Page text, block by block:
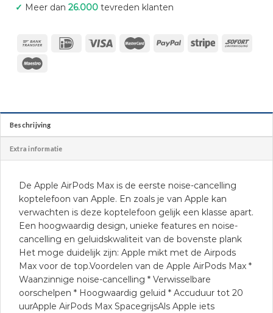
✓ Meer dan 26.000tevreden klanten
Beschrijving
Extra informatie
De Apple AirPods Max is de eerste noise-cancelling
koptelefoon van Apple. En zoals je van Apple kan
verwachten is deze koptelefoon gelijk een klasse apart.
Een hoogwaardig design, unieke features en noise-
cancelling en geluidskwaliteit van de bovenste plank
Het moge duidelijk zijn: Apple mikt met de Airpods
Max voor de top.Voordelen van de Apple AirPods Max *
Waanzinnige noise-cancelling * Verwisselbare
oorschelpen * Hoogwaardig geluid * Accuduur tot 20
uurApple AirPods Max SpacegrijsAls Apple iets